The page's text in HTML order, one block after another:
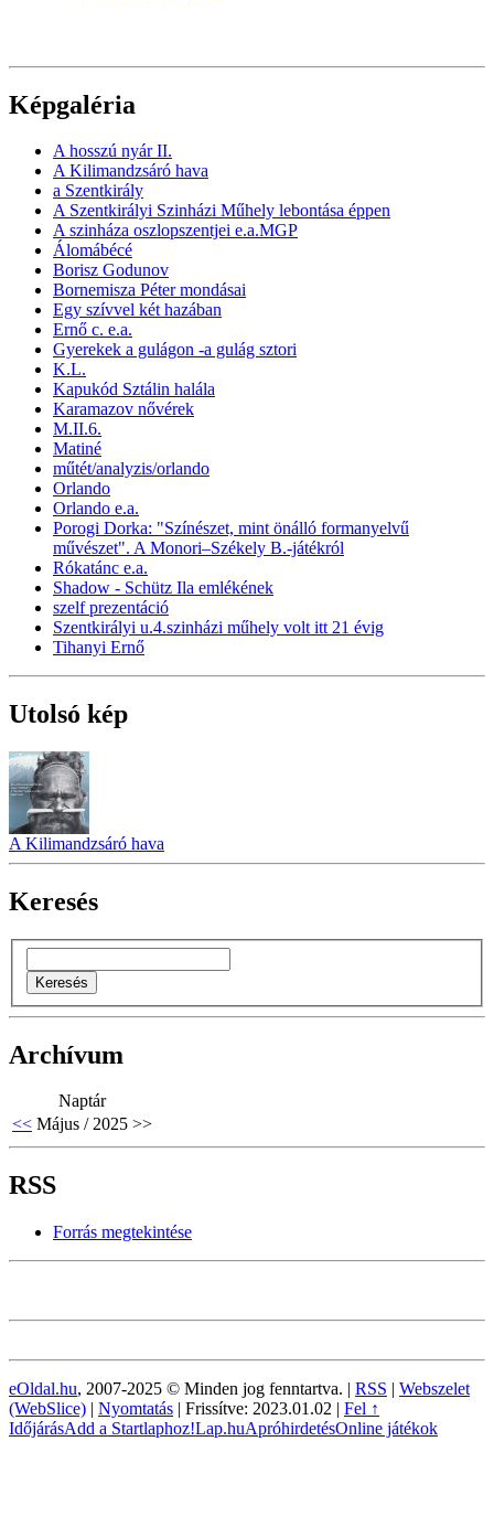
Képgaléria
A hosszú nyár II.
A Kilimandzsáró hava
a Szentkirály
A Szentkirályi Szinházi Műhely lebontása éppen
A szinháza oszlopszentjei e.a.MGP
Álomábécé
Borisz Godunov
Bornemisza Péter mondásai
Egy szívvel két hazában
Ernő c. e.a.
Gyerekek a gulágon -a gulág sztori
K.L.
Kapukód Sztálin halála
Karamazov nővérek
M.II.6.
Matiné
műtét/analyzis/orlando
Orlando
Orlando e.a.
Porogi Dorka: "Színészet, mint önálló formanyelvű
művészet". A Monori–Székely B.-játékról
Rókatánc e.a.
Shadow - Schütz Ila emlékének
szelf prezentáció
Szentkirályi u.4.szinházi műhely volt itt 21 évig
Tihanyi Ernő
Utolsó kép
A Kilimandzsáró hava
Keresés
Archívum
Naptár
<< Május / 2025 >>
RSS
Forrás megtekintése
eOldal.hu, 2007-2025 © Minden jog fenntartva. | RSS | Webszelet
(WebSlice) | Nyomtatás | Frissítve: 2023.01.02 | Fel ↑
IdőjárásAdd a Startlaphoz!Lap.huApróhirdetésOnline játékok